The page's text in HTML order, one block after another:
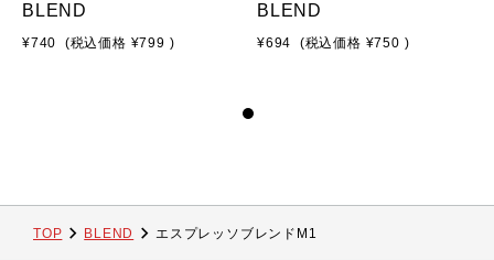
BLEND
¥740 (税込価格 ¥799 )
BLEND
¥694 (税込価格 ¥750 )
TOP BLEND エスプレッソブレンドM1